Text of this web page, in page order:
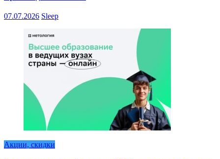
07.07.2026 Sleep
Акции, скидки